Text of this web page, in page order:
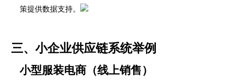
策提供数据支持。
三、小企业供应链系统举例
小型服装电商（线上销售）